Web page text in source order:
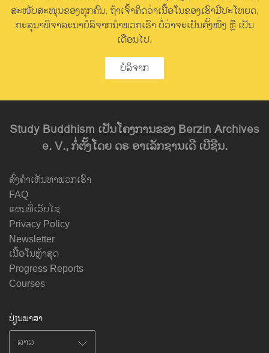
ສະໜັບສະໜຸນຂອງທຸກຄົນ. ຖ້າເຈົ້າຄິດວ່າເນື້ອໃນຂອງເຮົາມີປະໂຫຍດ,
ກະລຸນາພິຈາລະນາບໍລິຈາກນຳພວກເຮົາ ບໍ່ວ່າຈະເປັນຄັ້ງໜຶ່ງ ຫຼື ເປັນ
ເດືອນໄປ.
ບໍລິຈາກ
Study Buddhism ເປັນໂຄງການຂອງ Berzin Archives
e. V., ກໍ່ຕັ້ງໂດຍ ດຣ ອາເລັກຊານເດີ ເບີຊີນ.
ສົ່ງຄຳເຫັນຫາພວກເຮົາ
FAQ
ແຜນທີ່ເວັບໄຊ
Privacy Policy
Newsletter
ເນື້ອໃນຫຼ້າສຸດ
Progress Reports
Courses
ປ່ຽນພາສາ